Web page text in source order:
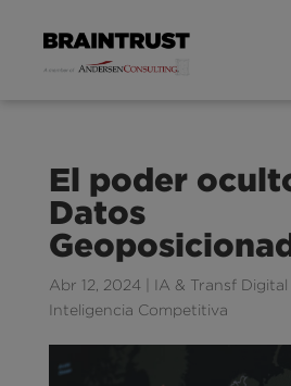
El poder
Datos
Abr 12, 2024| IA & Transf
Inteligencia Competitiva